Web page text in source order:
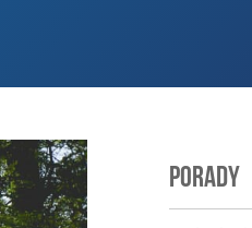
PORADY